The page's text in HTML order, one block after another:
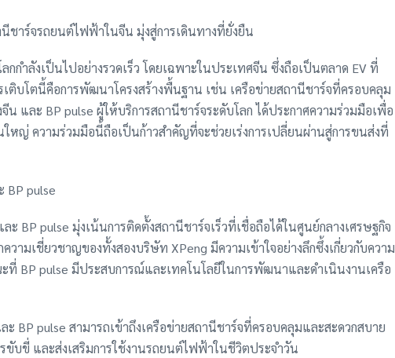
ชาร์จรถยนต์ไฟฟ้าในจีน มุ่งสู่การเดินทางที่ยั่งยืน
กำลังเป็นไปอย่างรวดเร็ว โดยเฉพาะในประเทศจีน ซึ่งถือเป็นตลาด EV ที่
บโตนี้คือการพัฒนาโครงสร้างพื้นฐาน เช่น เครือข่ายสถานีชาร์จที่ครอบคลุม
และ BP pulse ผู้ให้บริการสถานีชาร์จระดับโลก ได้ประกาศความร่วมมือเพื่อ
หญ่ ความร่วมมือนี้ถือเป็นก้าวสำคัญที่จะช่วยเร่งการเปลี่ยนผ่านสู่การขนส่งที่
BP pulse
ะ BP pulse มุ่งเน้นการติดตั้งสถานีชาร์จเร็วที่เชื่อถือได้ในศูนย์กลางเศรษฐกิจ
ามเชี่ยวชาญของทั้งสองบริษัท XPeng มีความเข้าใจอย่างลึกซึ้งเกี่ยวกับความ
BP pulse มีประสบการณ์และเทคโนโลยีในการพัฒนาและดำเนินงานเครือ
BP pulse สามารถเข้าถึงเครือข่ายสถานีชาร์จที่ครอบคลุมและสะดวกสบาย
ขับขี่ และส่งเสริมการใช้งานรถยนต์ไฟฟ้าในชีวิตประจำวัน